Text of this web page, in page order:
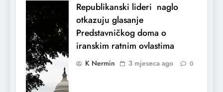
Republikanski lideri naglo
otkazuju glasanje
Predstavničkog doma o
iranskim ratnim ovlastima
K Nermin 3 mjeseca ago 0